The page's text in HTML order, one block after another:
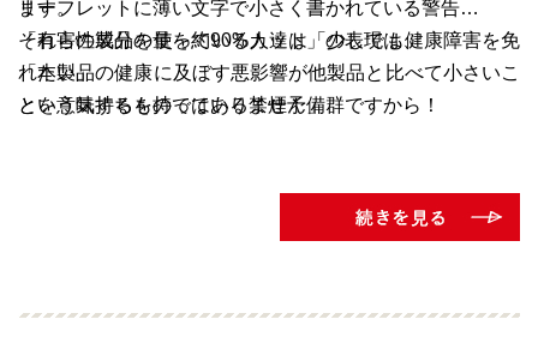
ます。
リーフレットに薄い文字で小さく書かれている警告
「有害性成分の量を約90%カット」の表現は、
「本製品の健康に及ぼす悪影響が他製品と比べて小さいこ
とを意味するものではありません」
それらの製品を使っている人達は「少しでも健康障害を免
れたい」
という気持ちを持っている禁煙予備群ですから！